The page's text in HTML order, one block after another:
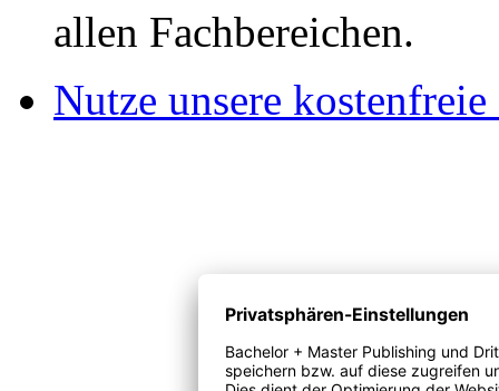
allen Fachbereichen.
Nutze unsere